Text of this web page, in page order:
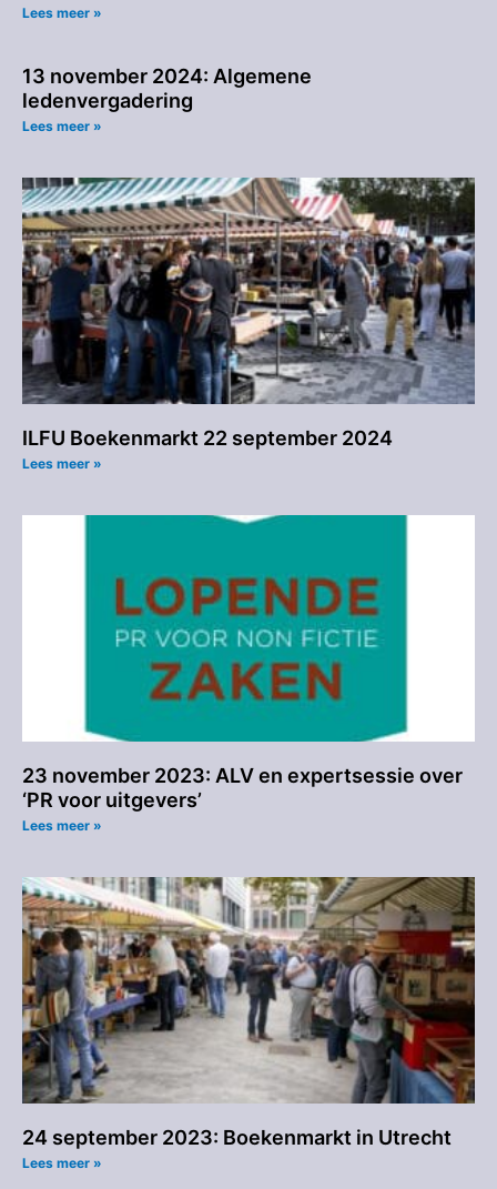
Lees meer »
13 november 2024: Algemene
ledenvergadering
Lees meer »
ILFU Boekenmarkt 22 september 2024
Lees meer »
23 november 2023: ALV en expertsessie over
‘PR voor uitgevers’
Lees meer »
24 september 2023: Boekenmarkt in Utrecht
Lees meer »